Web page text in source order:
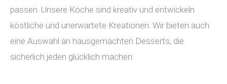
passen. Unsere Köche sind kreativ und entwickeln
köstliche und unerwartete Kreationen. Wir bieten auch
eine Auswahl an hausgemachten Desserts, die
sicherlich jeden glücklich machen.